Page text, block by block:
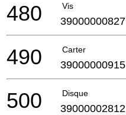
Vis
480 39000000827
Carter
490 39000000915
Disque
500 39000002812